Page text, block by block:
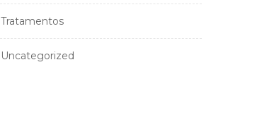
Tratamentos
Uncategorized